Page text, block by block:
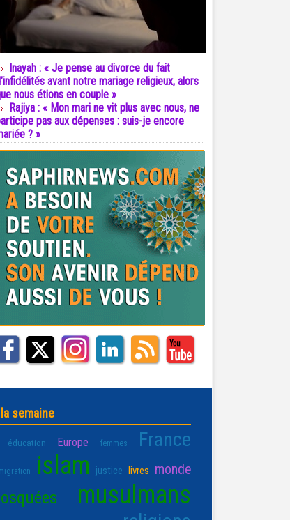
Inayah : « Je pense au divorce du fait
avant notre mariage religieux, alors
nous étions en couple »
Rajiya : « Mon mari ne vit plus avec nous, ne
pas aux dépenses : suis-je encore
? »
semaine
éducation Europe femmes France
islam justice livres monde
musulmans